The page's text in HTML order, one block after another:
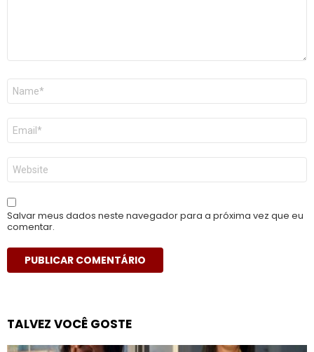
Nome
E-
mail
*
Site
Salvar meus dados neste navegador para a próxima vez que eu
comentar.
TALVEZ VOCÊ GOSTE